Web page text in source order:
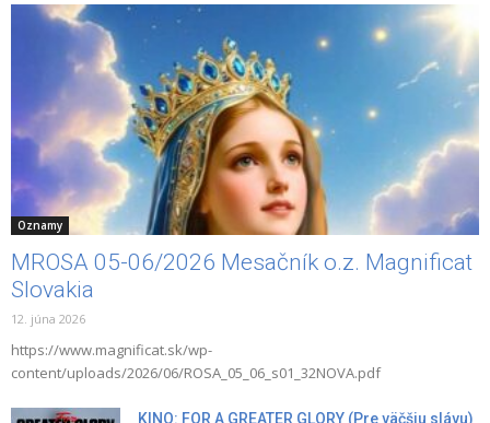
Oznamy
MROSA 05-06/2026 Mesačník o.z. Magnificat
Slovakia
12. júna 2026
https://www.magnificat.sk/wp-
content/uploads/2026/06/ROSA_05_06_s01_32NOVA.pdf
KINO: FOR A GREATER GLORY (Pre väčšiu slávu)